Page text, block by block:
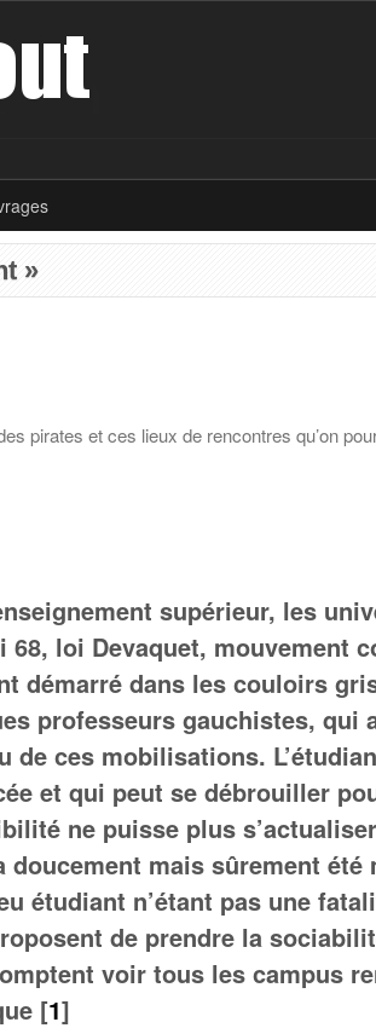
»
pirates et ces lieux de rencontres qu’on
supérieur, les
loi Devaquet, mouvement
démarré dans les couloirs
professeurs gauchistes, qui
ces mobilisations.
et qui peut se débrouiller
ne puisse plus
mais sûrement
étudiant n’étant pas une
de prendre la
voir tous les campus
[1]